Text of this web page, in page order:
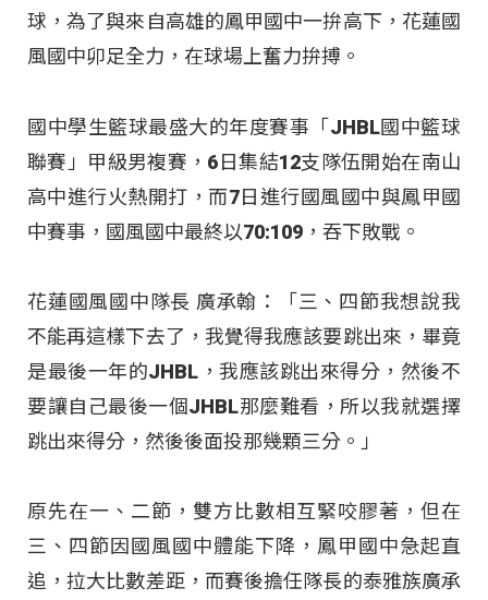
球，為了與來自高雄的鳳甲國中一拚高下，花蓮國
風國中卯足全力，在球場上奮力拚搏。
國中學生籃球最盛大的年度賽事「JHBL國中籃球
聯賽」甲級男複賽，6日集結12支隊伍開始在南山
高中進行火熱開打，而7日進行國風國中與鳳甲國
中賽事，國風國中最終以70:109，吞下敗戰。
花蓮國風國中隊長 廣承翰：「三、四節我想說我
不能再這樣下去了，我覺得我應該要跳出來，畢竟
是最後一年的JHBL，我應該跳出來得分，然後不
要讓自己最後一個JHBL那麼難看，所以我就選擇
跳出來得分，然後後面投那幾顆三分。」
原先在一、二節，雙方比數相互緊咬膠著，但在
三、四節因國風國中體能下降，鳳甲國中急起直
追，拉大比數差距，而賽後擔任隊長的泰雅族廣承